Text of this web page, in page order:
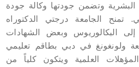
البشرية وتضمن جودتها وكالة جودة
تمنح الجامعة درجتي الدكتوراه
إلى البكالوريوس وبعض الشهادات
ولونغونغ في دبي بطاقم تعليمي
العلمية ويتكون كلياً من